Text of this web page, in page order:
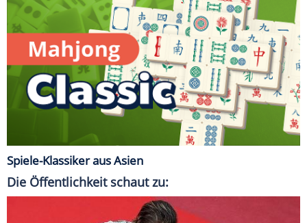
Spiele-Klassiker aus Asien
Die Öffentlichkeit schaut zu: